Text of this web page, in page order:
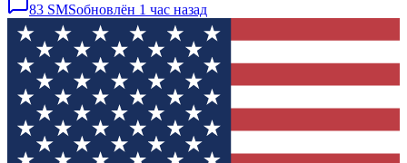
83 SMSобновлён 1 час назад